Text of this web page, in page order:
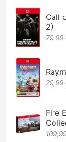
Call
2)
79.99
29,99
Fire